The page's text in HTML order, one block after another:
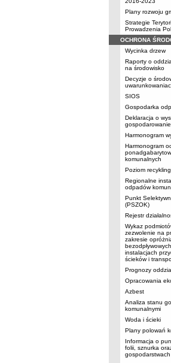
Plany rozwoju
Strategie
Prowadzenia
OCHRONA
Wycinka drzew
Raporty o
na środowisko
Decyzje o
SIOS
Gospodarka
Deklaracja o
Harmonogram
Harmonogram
komunalnych
Poziom
Regionalne
odpadów
Punkt
(PSZOK)
Rejestr
Wykaz
zezwolenie na
zakresie
instalacjach
ścieków i
Prognozy
Opracowania
Azbest
Analiza stanu
komunalnymi
Woda i ścieki
Plany polowań
Informacja o
folii, sznurka